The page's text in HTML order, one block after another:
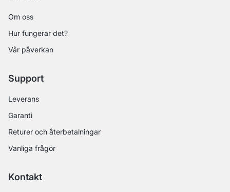
Om oss
Hur fungerar det?
Vår påverkan
Support
Leverans
Garanti
Returer och återbetalningar
Vanliga frågor
Kontakt